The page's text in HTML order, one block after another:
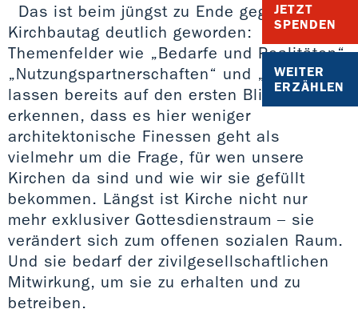
JETZT
SPENDEN
WEITER
ERZÄHLEN
Das ist beim jüngst zu Ende gegangenen
Kirchbautag deutlich geworden:
Themenfelder wie „Bedarfe und Realitäten“,
„Nutzungspartnerschaften“ und „Teilhabe“
lassen bereits auf den ersten Blick
erkennen, dass es hier weniger
architektonische Finessen geht als
vielmehr um die Frage, für wen unsere
Kirchen da sind und wie wir sie gefüllt
bekommen. Längst ist Kirche nicht nur
mehr exklusiver Gottesdienstraum – sie
verändert sich zum offenen sozialen Raum.
Und sie bedarf der zivilgesellschaftlichen
Mitwirkung, um sie zu erhalten und zu
betreiben.